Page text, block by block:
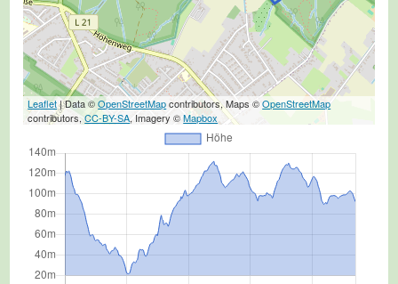
Leaflet| Data ©OpenStreetMapcontributors, Maps ©OpenStreetMap
contributors,CC-BY-SA, Imagery ©Mapbox